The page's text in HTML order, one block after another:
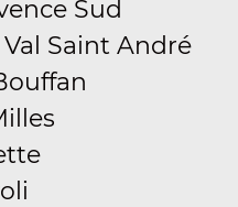
Sud
Saint André